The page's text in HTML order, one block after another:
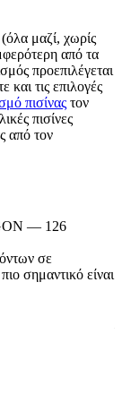
(όλα μαζί, χωρίς
από τα
προεπιλέγεται
και τις επιλογές
πισίνας τον
πισίνες
από τον
— 126
σε
σημαντικό είναι